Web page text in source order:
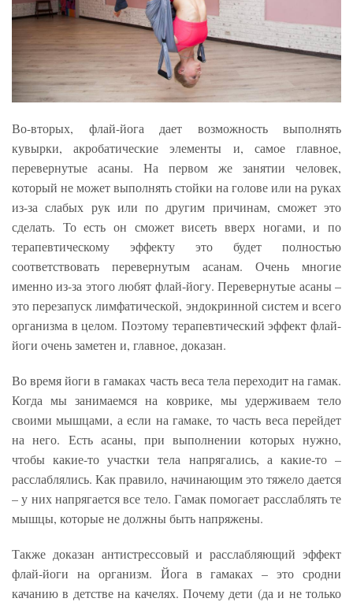
Во-вторых, флай-йога дает возможность выполнять
кувырки, акробатические элементы и, самое главное,
перевернутые асаны. На первом же занятии человек,
который не может выполнять стойки на голове или на руках
из-за слабых рук или по другим причинам, сможет это
сделать. То есть он сможет висеть вверх ногами, и по
терапевтическому эффекту это будет полностью
соответствовать перевернутым асанам. Очень многие
именно из-за этого любят флай-йогу. Перевернутые асаны –
это перезапуск лимфатической, эндокринной систем и всего
организма в целом. Поэтому терапевтический эффект флай-
йоги очень заметен и, главное, доказан.
Во время йоги в гамаках часть веса тела переходит на гамак.
Когда мы занимаемся на коврике, мы удерживаем тело
своими мышцами, а если на гамаке, то часть веса перейдет
на него. Есть асаны, при выполнении которых нужно,
чтобы какие-то участки тела напрягались, а какие-то –
расслаблялись. Как правило, начинающим это тяжело дается
– у них напрягается все тело. Гамак помогает расслаблять те
мышцы, которые не должны быть напряжены.
Также доказан антистрессовый и расслабляющий эффект
флай-йоги на организм. Йога в гамаках – это сродни
качанию в детстве на качелях. Почему дети (да и не только